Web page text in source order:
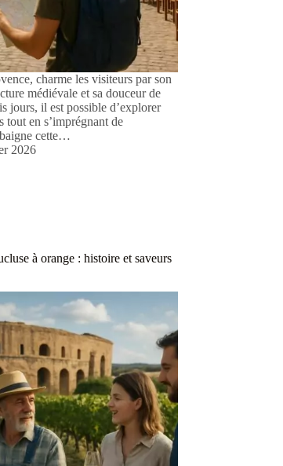
charme les visiteurs par son
médiévale et sa douceur de
jours, il est possible d’explorer
tout en s’imprégnant de
cette…
2026
à orange : histoire et saveurs